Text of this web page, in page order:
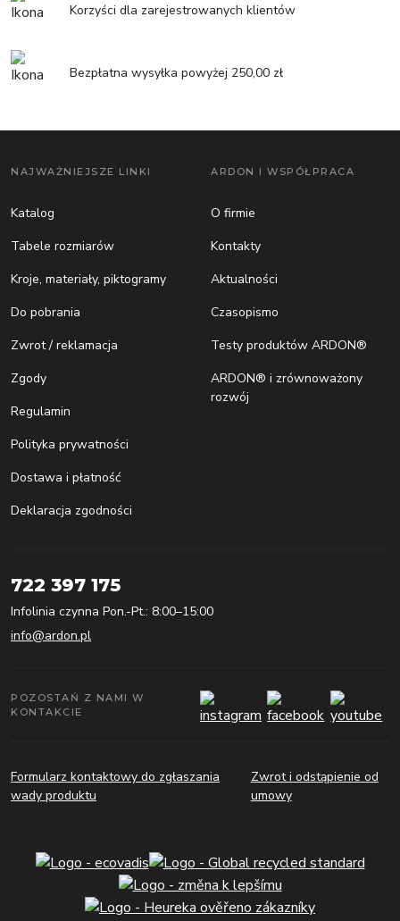
Korzyści dla zarejestrowanych klientów
Bezpłatna wysyłka powyżej 250,00 zł
NAJWAŻNIEJSZE LINKI
Katalog
Tabele rozmiarów
Kroje, materiały, piktogramy
Do pobrania
Zwrot / reklamacja
Zgody
Regulamin
Polityka prywatności
Dostawa i płatność
Deklaracja zgodności
ARDON I WSPÓŁPRACA
O firmie
Kontakty
Aktualności
Czasopismo
Testy produktów ARDON®
ARDON® i zrównoważony
rozwój
722 397 175
Infolinia czynna Pon.-Pt.: 8:00–15:00
info@ardon.pl
POZOSTAŃ Z NAMI W
KONTAKCIE
Formularz kontaktowy do zgłaszania
wady produktu
Zwrot i odstąpienie od
umowy